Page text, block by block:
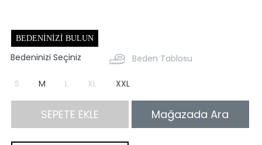
BEDENINIZI BULUN
Bedeninizi Seçiniz Beden Tablosu
S M L XL XXL
SEPETE EKLE Mağazada Ara